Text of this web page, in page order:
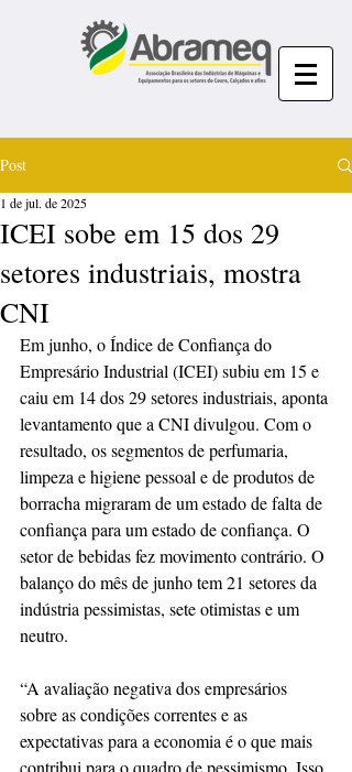
Post
ICEI sobe em 15 dos 29
setores industriais, mostra
CNI
1 de jul. de 2025
Em junho, o Índice de Confiança do
Empresário Industrial (ICEI) subiu em 15 e
caiu em 14 dos 29 setores industriais, aponta
levantamento que a CNI divulgou. Com o
resultado, os segmentos de perfumaria,
limpeza e higiene pessoal e de produtos de
borracha migraram de um estado de falta de
confiança para um estado de confiança. O
setor de bebidas fez movimento contrário. O
balanço do mês de junho tem 21 setores da
indústria pessimistas, sete otimistas e um
neutro.
“A avaliação negativa dos empresários
sobre as condições correntes e as
expectativas para a economia é o que mais
contribui para o quadro de pessimismo. Isso